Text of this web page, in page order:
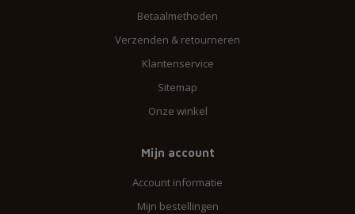
Betaalmethoden
Verzenden & retourneren
Klantenservice
Sitemap
Onze winkel
Mijn account
Account informatie
Mijn bestellingen